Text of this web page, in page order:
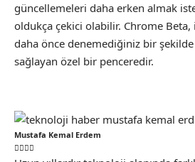
güncellemeleri daha erken almak
oldukça çekici olabilir. Chrome
daha önce denemediğiniz bir
sağlayan özel bir penceredir.
Mustafa Kemal Erdem